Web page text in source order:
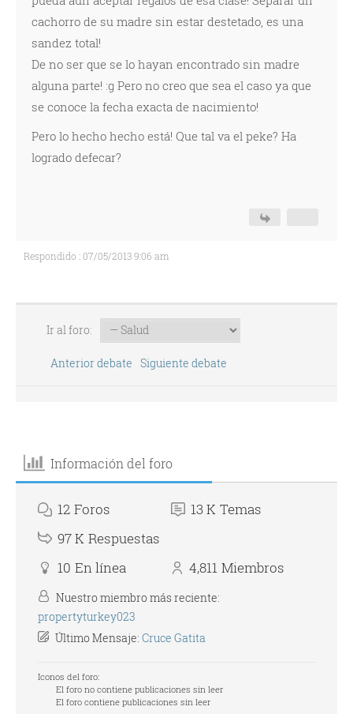
cachorro de su madre sin estar destetado, es una
sandez total!
De no ser que se lo hayan encontrado sin madre
alguna parte! :g Pero no creo que sea el caso ya que
se conoce la fecha exacta de nacimiento!
Pero lo hecho hecho está! Que tal va el peke? Ha
logrado defecar?
Respondido : 07/05/2013 9:06 am
Ir al foro:
Anterior debate Siguiente debate
Información del foro
12 Foros 13 K Temas
97 K Respuestas
10 En línea 4,811 Miembros
Nuestro miembro más reciente:
propertyturkey023
Último Mensaje: Cruce Gatita
Iconos del foro:
El foro no contiene publicaciones sin leer
El foro contiene publicaciones sin leer